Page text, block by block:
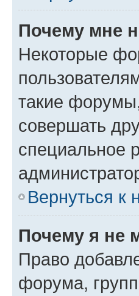
Почему мне
Некоторые
такие
совершать
специальное
Вернуться к
Почему я не
Право
форума,